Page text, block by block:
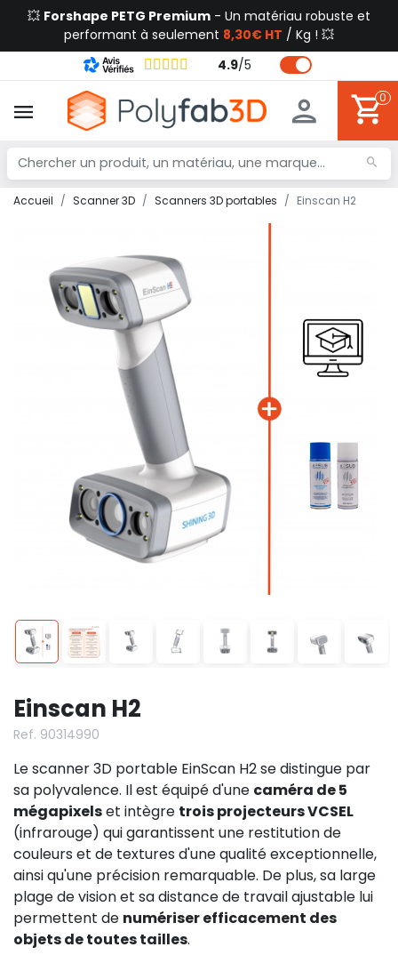
💥 Forshape PETG Premium - Un matériau robuste et
performant à seulement 8,30€ HT / Kg ! 💥
4.9/5
0
Accueil Scanner 3D Scanners 3D portables Einscan H2
Einscan H2
Ref. 90314990
Le scanner 3D portable EinScan H2 se distingue par
sa polyvalence. Il est équipé d'une caméra de 5
mégapixelset intègre trois projecteurs VCSEL
(infrarouge) qui garantissent une restitution de
couleurs et de textures d'une qualité exceptionnelle,
ainsi qu'une précision remarquable. De plus, sa large
plage de vision et sa distance de travail ajustable lui
permettent de numériser efficacement des
objets de toutes tailles.